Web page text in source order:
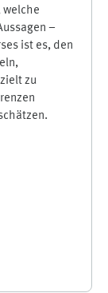
welche
–
ist es, den
zu